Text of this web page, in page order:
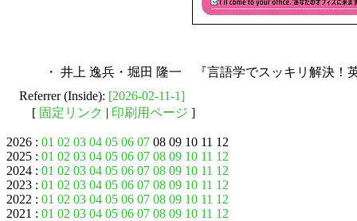
・ 井上 逸兵・堀田 隆一 『言語学でスッキリ解決！
Referrer (Inside): [2026-02-11-1]
[ 固定リンク | 印刷用ページ ]
2026 : 01 02 03 04 05 06 07 08 09 10 11 12
2025 : 01 02 03 04 05 06 07 08 09 10 11 12
2024 : 01 02 03 04 05 06 07 08 09 10 11 12
2023 : 01 02 03 04 05 06 07 08 09 10 11 12
2022 : 01 02 03 04 05 06 07 08 09 10 11 12
2021 : 01 02 03 04 05 06 07 08 09 10 11 12